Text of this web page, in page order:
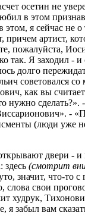
осетин не
в этом
этом, я сейчас не
причем артист,
пожалуйста,
так. Я заходил -
долго
советовался
как вы
нужно
-
(люди уже
двери - и
здесь (смотрит
значит, что-то
слова свои
худрук,
я забыл вам